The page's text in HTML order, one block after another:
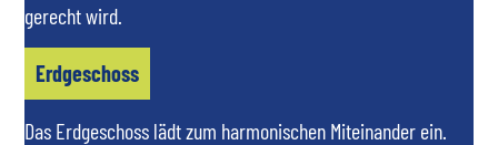
gerecht wird.
Erdgeschoss
Das Erdgeschoss lädt zum harmonischen Miteinander ein.